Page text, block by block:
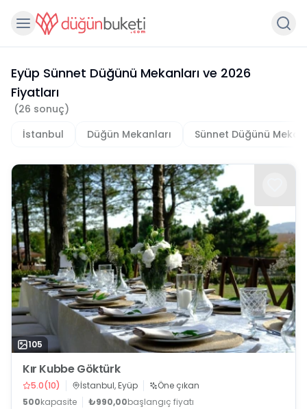
Eyüp Sünnet Düğünü Mekanları ve 2026
Fiyatları
(26 sonuç)
İstanbul
Düğün Mekanları Sünnet Düğünü
105
Kır Kubbe Göktürk
5.0(10) İstanbul, Eyüp
Öne çıkan
500kapasite ₺990,00başlangıç fiyatı